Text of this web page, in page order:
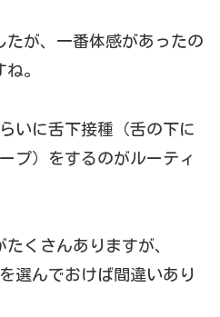
たが、一番体感があったの
。
いに舌下接種（舌の下に
プ）をするのがルーティ
くさんありますが、
を選んでおけば間違いあり